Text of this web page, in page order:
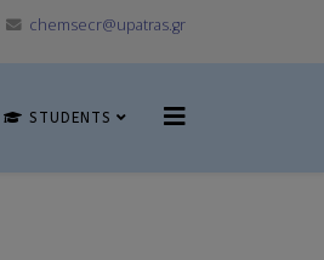
chemsecr@upatras.gr
STUDENTS